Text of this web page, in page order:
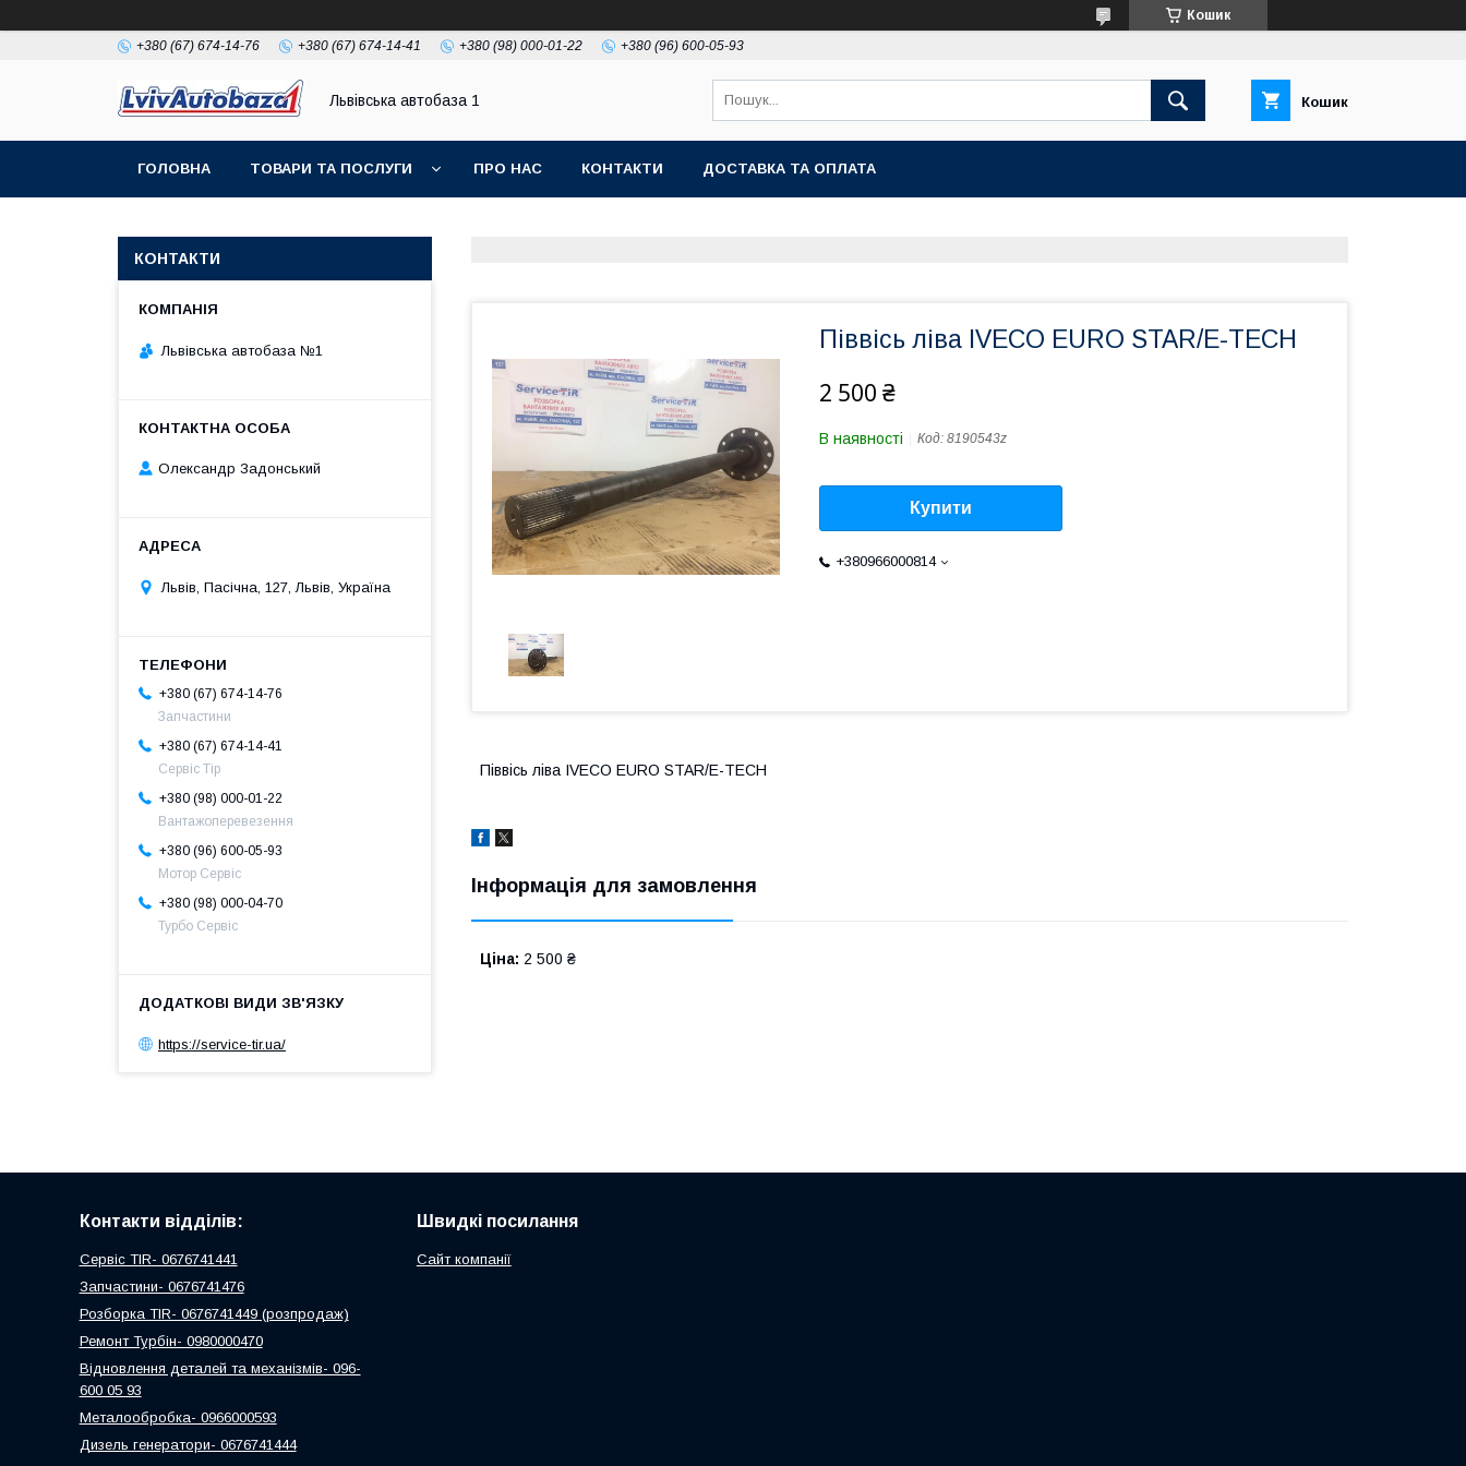
Кошик
+380 (67) 674-14-76 +380 (67) 674-14-41 +380 (98) 000-01-22 +380 (96) 600-05-93
Львівська автобаза 1 Кошик
ГОЛОВНА ТОВАРИ ТА ПОСЛУГИ ПРО НАС КОНТАКТИ ДОСТАВКА ТА ОПЛАТА
Піввісь ліва IVECO EURO STAR/E-TECH
2 500 ₴
В наявності Код: 8190543z
Купити
+380966000814
Піввісь ліва IVECO EURO STAR/E-TECH
Інформація для замовлення
Ціна: 2 500 ₴
КОНТАКТИ
Львівська автобаза №1
Олександр Задонський
Львів, Пасічна, 127, Львів, Україна
+380 (67) 674-14-76
Запчастини
+380 (67) 674-14-41
Сервіс Тір
+380 (98) 000-01-22
Вантажоперевезення
+380 (96) 600-05-93
Мотор Сервіс
+380 (98) 000-04-70
Турбо Сервіс
https://service-tir.ua/
Контакти відділів:
Сервіс TIR- 0676741441
Запчастини- 0676741476
Розборка TIR- 0676741449 (розпродаж)
Ремонт Турбін- 0980000470
Відновлення деталей та механізмів- 096-
600 05 93
Металообробка- 0966000593
Дизель генератори- 0676741444
Швидкі посилання
Сайт компанії